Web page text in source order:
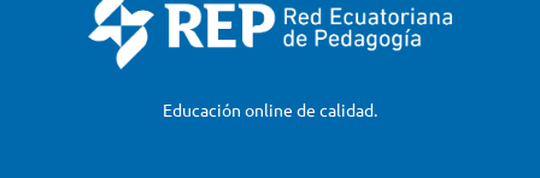
Educación online de calidad.